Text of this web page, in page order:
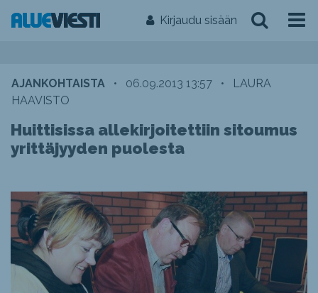
Kirjaudu sisään
AJANKOHTAISTA • 06.09.2013 13:57 •
LAURA
HAAVISTO
Huittisissa allekirjoitettiin sitoumus
yrittäjyyden puolesta